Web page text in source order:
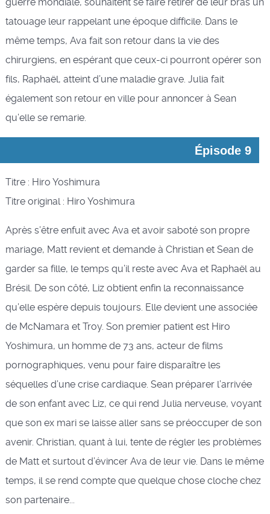
tatouage leur rappelant une époque difficile. Dans le
même temps, Ava fait son retour dans la vie des
chirurgiens, en espérant que ceux-ci pourront opérer son
fils, Raphaël, atteint d’une maladie grave. Julia fait
également son retour en ville pour annoncer à Sean
qu’elle se remarie.
Épisode 9
Titre : Hiro Yoshimura
Titre original : Hiro Yoshimura
Après s’être enfuit avec Ava et avoir saboté son propre
mariage, Matt revient et demande à Christian et Sean de
garder sa fille, le temps qu’il reste avec Ava et Raphaël au
Brésil. De son côté, Liz obtient enfin la reconnaissance
qu’elle espère depuis toujours. Elle devient une associée
de McNamara et Troy. Son premier patient est Hiro
Yoshimura, un homme de 73 ans, acteur de films
pornographiques, venu pour faire disparaître les
séquelles d’une crise cardiaque. Sean préparer l’arrivée
de son enfant avec Liz, ce qui rend Julia nerveuse, voyant
que son ex mari se laisse aller sans se préoccuper de son
avenir. Christian, quant à lui, tente de régler les problèmes
de Matt et surtout d’évincer Ava de leur vie. Dans le même
temps, il se rend compte que quelque chose cloche chez
son partenaire...